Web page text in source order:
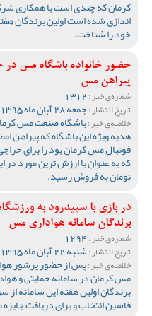
کرمان که چندی است با همکاری
اندازی شده است اولین برندگان
خود را شناخت.
پیراهن مس
شماره‌ی خبر :
تاریخ انتشار :جمعه 28 آبان ماه 1395 ساعت 10:50
خلاصه‌ی خبر :باشگاه صنعت مس
هدیه ویژه این باشگاه که پیراهن
فوتبال مس کرمان بود را برای
تومان به فروش رسید.
در بازی با سپیدرود به
برندگان سامانه هواداری مس
شماره‌ی خبر :
تاریخ انتشار :شنبه 22 آبان ماه 1395 ساعت 11:38
خلاصه‌ی خبر :پس از حضور پرشور
مس کرمان در سامانه حمایتی و
برندگان اولین هفته این
فاسین انتخاب و برای دریافت